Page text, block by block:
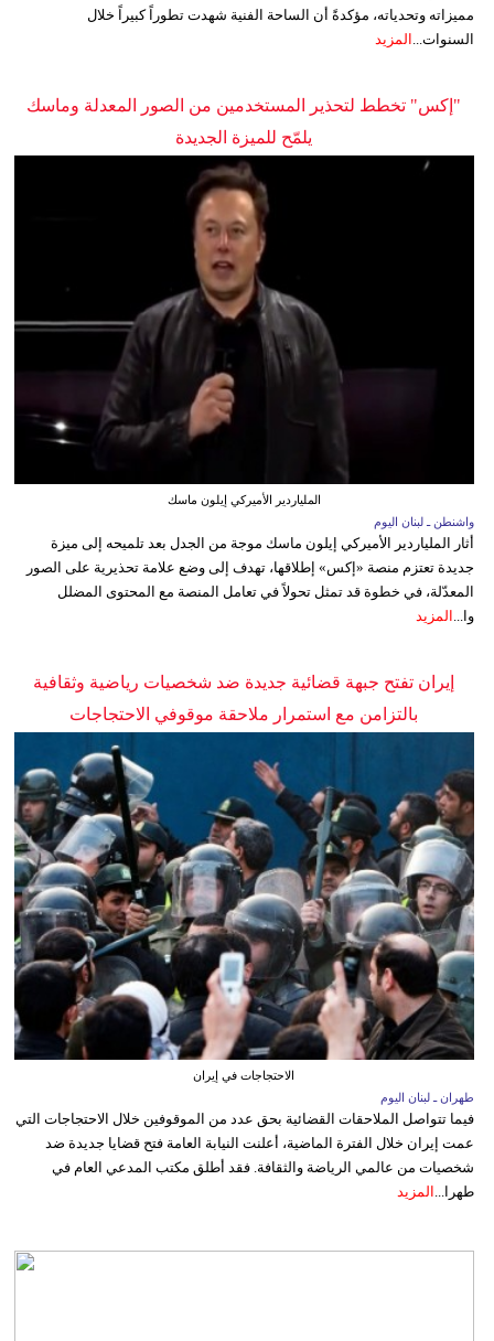
مميزاته وتحدياته، مؤكدةً أن الساحة الفنية شهدت تطوراً كبيراً خلال
السنوات...
المزيد
"إكس" تخطط لتحذير المستخدمين من الصور المعدلة وماسك
يلمّح للميزة الجديدة
الملياردير الأميركي إيلون ماسك
واشنطن ـ لبنان اليوم
أثار الملياردير الأميركي إيلون ماسك موجة من الجدل بعد تلميحه إلى ميزة
جديدة تعتزم منصة «إكس» إطلاقها، تهدف إلى وضع علامة تحذيرية على الصور
المعدّلة، في خطوة قد تمثل تحولاً في تعامل المنصة مع المحتوى المضلل
وا... المزيد
إيران تفتح جبهة قضائية جديدة ضد شخصيات رياضية وثقافية
بالتزامن مع استمرار ملاحقة موقوفي الاحتجاجات
الاحتجاجات في إيران
طهران ـ لبنان اليوم
فيما تتواصل الملاحقات القضائية بحق عدد من الموقوفين خلال الاحتجاجات التي
عمت إيران خلال الفترة الماضية، أعلنت النيابة العامة فتح قضايا جديدة ضد
شخصيات من عالمي الرياضة والثقافة. فقد أطلق مكتب المدعي العام في
طهرا... المزيد